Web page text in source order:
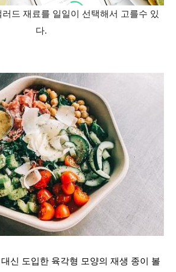
드 재료를 일일이 선택해서 고를수 있
다.
신 도입한 육각형 모양의 재생 종이 볼